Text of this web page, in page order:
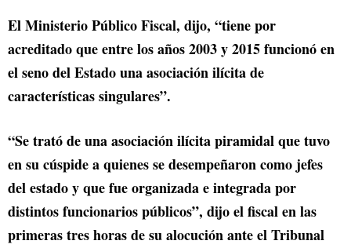
El Ministerio Público Fiscal, dijo, “tiene por
acreditado que entre los años 2003 y 2015 funcionó en
el seno del Estado una asociación ilícita de
características singulares”.
“Se trató de una asociación ilícita piramidal que tuvo
en su cúspide a quienes se desempeñaron como jefes
del estado y que fue organizada e integrada por
distintos funcionarios públicos”, dijo el fiscal en las
primeras tres horas de su alocución ante el Tribunal